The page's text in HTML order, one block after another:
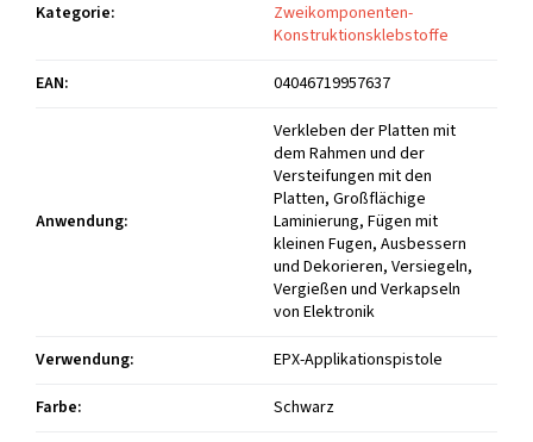
Kategorie:
Zweikomponenten-
Konstruktionsklebstoffe
EAN: 04046719957637
Anwendung:
Verkleben der Platten mit
dem Rahmen und der
Versteifungen mit den
Platten, Großflächige
Laminierung, Fügen mit
kleinen Fugen, Ausbessern
und Dekorieren, Versiegeln,
Vergießen und Verkapseln
von Elektronik
Verwendung:
EPX-Applikationspistole
Farbe: Schwarz